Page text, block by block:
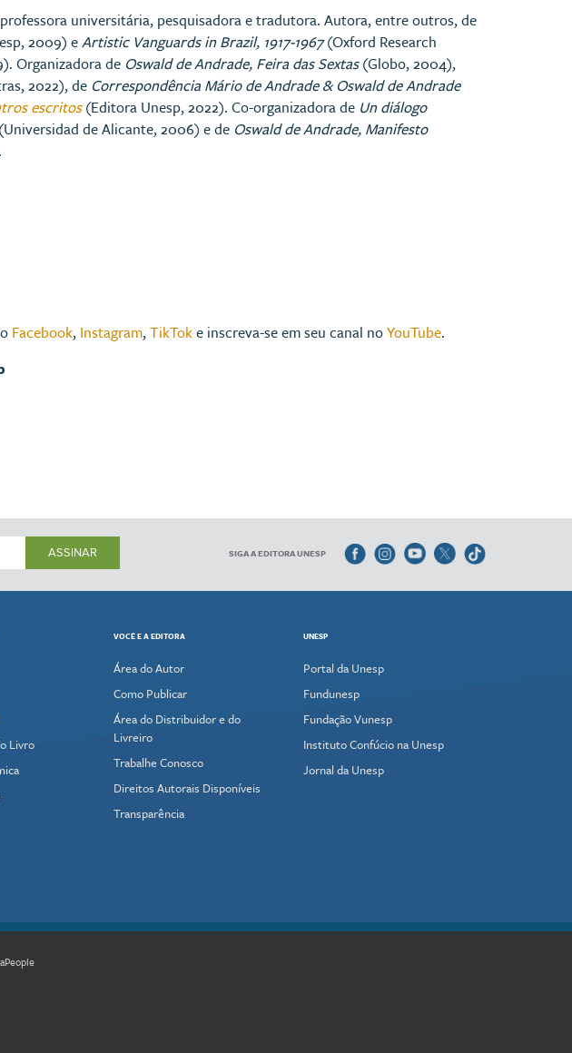
universitária, pesquisadora e tradutora. Autora, entre outros, de
2009) eArtistic Vanguards in Brazil, 1917-1967(Oxford Research
Organizadora de Oswald de Andrade, Feira das Sextas(Globo, 2004),
2022), de Correspondência Mário de Andrade & Oswald de Andrade
escritos(Editora Unesp, 2022). Co-organizadora de Un diálogo
de Alicante, 2006) e de Oswald de Andrade, Manifesto
Facebook, Instagram,TikToke inscreva-se em seu canal noYouTube.
ASSINAR SIGA A EDITORA UNESP
Livro
VOCÊ E A EDITORA
Área do Autor
Como Publicar
Área do Distribuidor e do
Livreiro
Trabalhe Conosco
Direitos Autorais Disponíveis
Transparência
UNESP
Portal da Unesp
Fundunesp
Fundação Vunesp
Instituto Confúcio na Unesp
Jornal da Unesp